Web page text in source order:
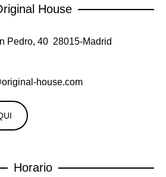
House
Pedro, 40 28015-Madrid
house.com
Horario